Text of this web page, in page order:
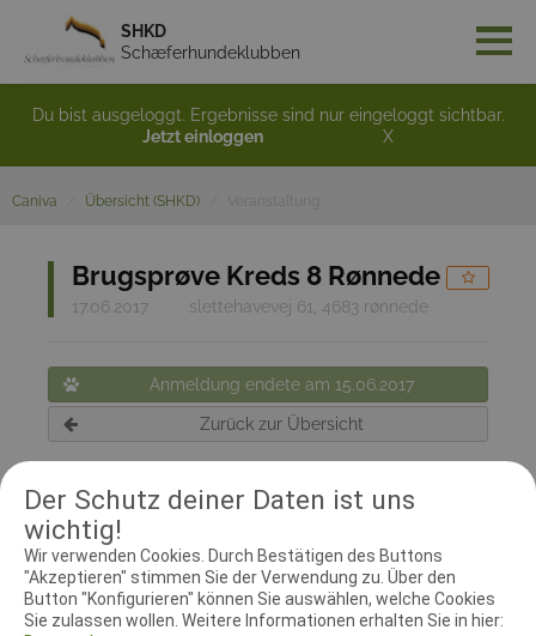
Der Schutz deiner Daten ist uns
wichtig!
Wir verwenden Cookies. Durch Bestätigen des Buttons
"Akzeptieren" stimmen Sie der Verwendung zu. Über den
Button "Konfigurieren" können Sie auswählen, welche Cookies
Sie zulassen wollen. Weitere Informationen erhalten Sie in hier:
SHKD
Schæferhundeklubben
Du bist ausgeloggt. Ergebnisse sind nur eingeloggt sichtbar.
Jetzt einloggen
X
Caniva Übersicht (SHKD)
Brugsprøve Kreds 8 Rønnede
17.06.2017 slettehavevej 61, 4683 rønnede
Anmeldung endete am 15.06.2017
Zurück zur Übersicht
RICHTER UND HELFER
Leistungsrichter Schutzdiensthelfer
Leistungsrichter